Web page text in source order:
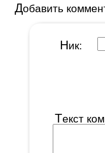
Добавить
Ник:
Текст